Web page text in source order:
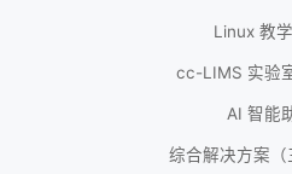
Linux 教
cc-LIMS 实验
AI 智能
综合解决方案（